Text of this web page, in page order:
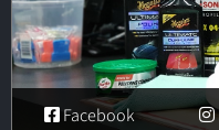
Facebook